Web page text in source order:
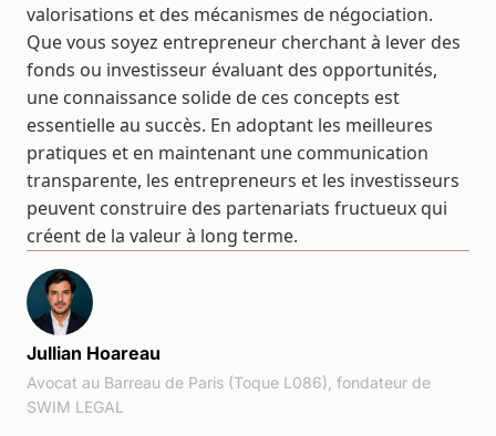
valorisations et des mécanismes de négociation.
Que vous soyez entrepreneur cherchant à lever des
fonds ou investisseur évaluant des opportunités,
une connaissance solide de ces concepts est
essentielle au succès. En adoptant les meilleures
pratiques et en maintenant une communication
transparente, les entrepreneurs et les investisseurs
peuvent construire des partenariats fructueux qui
créent de la valeur à long terme.
Jullian Hoareau
Avocat au Barreau de Paris (Toque L086), fondateur de
SWIM LEGAL